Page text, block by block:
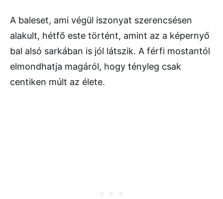
A baleset, ami végül iszonyat szerencsésen
alakult, hétfő este történt, amint az a képernyő
bal alsó sarkában is jól látszik. A férfi mostantól
elmondhatja magáról, hogy tényleg csak
centiken múlt az élete.